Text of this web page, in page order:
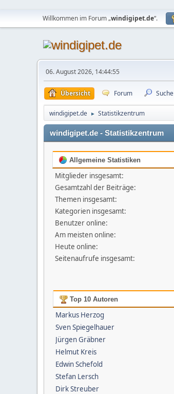
Willkommen im Forum „windigipet.de“.
06. August 2026, 14:44:55
Übersicht Forum Suche
windigipet.de ► Statistikzentrum
windigipet.de - Statistikzentrum
Allgemeine Statistiken
Mitglieder insgesamt:
Gesamtzahl der Beiträge:
Themen insgesamt:
Kategorien insgesamt:
Benutzer online:
Am meisten online:
Heute online:
Seitenaufrufe insgesamt:
Top 10 Autoren
Markus Herzog
Sven Spiegelhauer
Jürgen Gräbner
Helmut Kreis
Edwin Schefold
Stefan Lersch
Dirk Streuber